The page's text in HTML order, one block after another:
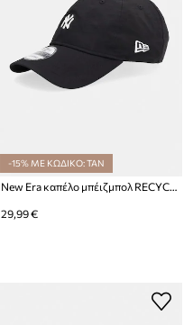
-15% ΜΕ ΚΩΔΙΚΟ: TAN
29,99 €